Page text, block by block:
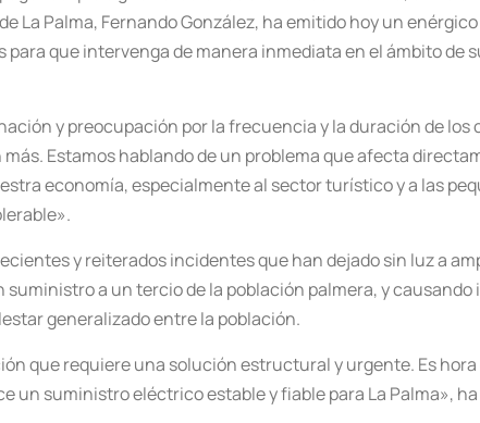
La Palma, Fernando González, ha emitido hoy un
para que intervenga de manera inmediata en el ámbito
y preocupación por la frecuencia y la duración de
Estamos hablando de un problema que afecta
economía, especialmente al sector turístico y a las
y reiterados incidentes que han dejado sin luz a
a un tercio de la población palmera, y
generalizado entre la población.
que requiere una solución estructural y urgente. Es
un suministro eléctrico estable y fiable para La Palma»,